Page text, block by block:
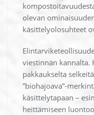
olevan
käsittelyolosuhteet
viestinnän kannalta.
pakkaukselta
”biohajoava”-
käsittelytapaan –
heittämiseen